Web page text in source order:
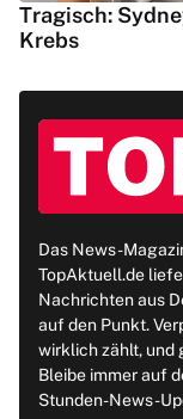
Tragisch:
Krebs
Das News-
TopAktuell.de
Nachrichten aus
auf den Punkt.
wirklich zählt, und
Bleibe immer auf
Stunden-News-